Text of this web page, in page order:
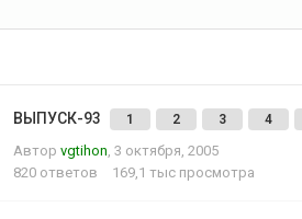
ВЫПУСК-93 1 2 3 4
Автор vgtihon 3 октября, 2005
820 ответов 169,1 тыс просмотра